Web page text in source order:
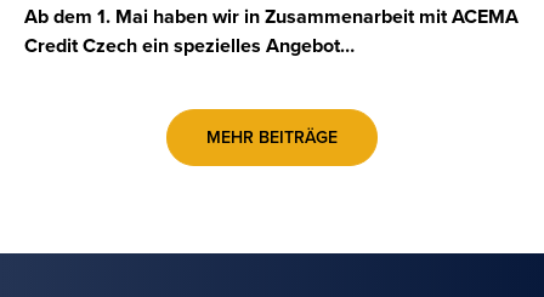
Ab dem 1. Mai haben wir in Zusammenarbeit mit ACEMA
Credit Czech ein spezielles Angebot…
MEHR BEITRÄGE